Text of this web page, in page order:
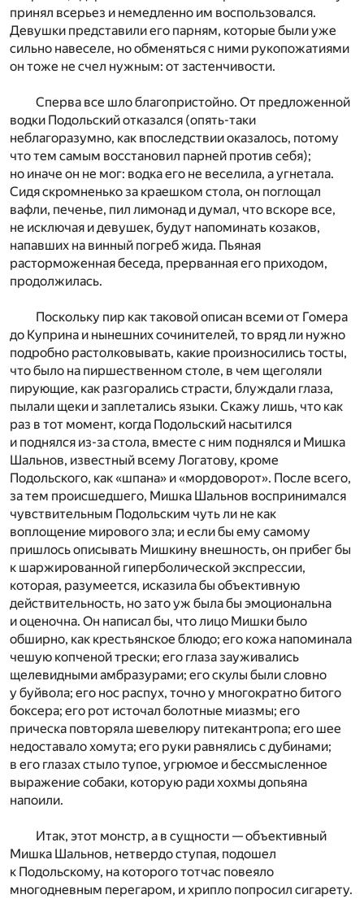
принял всерьез и немедленно им воспользовался.
Девушки представили его парням, которые были уже
сильно навеселе, но обменяться с ними рукопожатиями
он тоже не счел нужным: от застенчивости.
Сперва все шло благопристойно. От предложенной
водки Подольский отказался (опять-таки
неблагоразумно, как впоследствии оказалось, потому
что тем самым восстановил парней против себя);
но иначе он не мог: водка его не веселила, а угнетала.
Сидя скромненько за краешком стола, он поглощал
вафли, печенье, пил лимонад и думал, что вскоре все,
не исключая и девушек, будут напоминать козаков,
напавших на винный погреб жида. Пьяная
расторможенная беседа, прерванная его приходом,
продолжилась.
Поскольку пир как таковой описан всеми от Гомера
до Куприна и нынешних сочинителей, то вряд ли нужно
подробно растолковывать, какие произносились тосты,
что было на пиршественном столе, в чем щеголяли
пирующие, как разгорались страсти, блуждали глаза,
пылали щеки и заплетались языки. Скажу лишь, что как
раз в тот момент, когда Подольский насытился
и поднялся из-за стола, вместе с ним поднялся и Мишка
Шальнов, известный всему Логатову, кроме
Подольского, как «шпана» и «мордоворот». После всего,
за тем происшедшего, Мишка Шальнов воспринимался
чувствительным Подольским чуть ли не как
воплощение мирового зла; и если бы ему самому
пришлось описывать Мишкину внешность, он прибег бы
к шаржированной гиперболической экспрессии,
которая, разумеется, исказила бы объективную
действительность, но зато уж была бы эмоциональна
и оценочна. Он написал бы, что лицо Мишки было
обширно, как крестьянское блюдо; его кожа напоминала
чешую копченой трески; его глаза зауживались
щелевидными амбразурами; его скулы были словно
у буйвола; его нос распух, точно у многократно битого
боксера; его рот источал болотные миазмы; его
прическа повторяла шевелюру питекантропа; его шее
недоставало хомута; его руки равнялись с дубинами;
в его глазах стыло тупое, угрюмое и бессмысленное
выражение собаки, которую ради хохмы допьяна
напоили.
Итак, этот монстр, а в сущности — объективный
Мишка Шальнов, нетвердо ступая, подошел
к Подольскому, на которого тотчас повеяло
многодневным перегаром, и хрипло попросил сигарету.